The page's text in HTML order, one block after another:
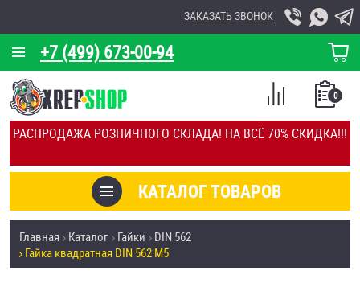
РАСПРОДАЖА РОЗНИЧНОГО СКЛАДА! НА ВСЁ 70% СКИДКА!!!
+7 (499) 673-00-94
ЗАКАЗАТЬ ЗВОНОК
КОРЗИНА
О КОМПАНИИ
КАЛЬКУЛЯТОР
ОТЗЫВЫ
УСЛУГИ
СКИДКИ
КАТАЛОГ ТОВАРОВ
0
СПИСОК
СРАВНЕНИЕ
Товары со скидкой
Анкеры
Главная Каталог Гайки
DIN 562
Гайка квадратная DIN 562 М5